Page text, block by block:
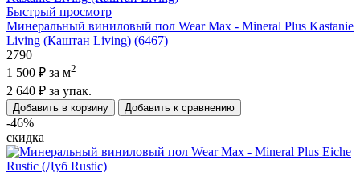
Быстрый просмотр
Минеральный виниловый пол Wear Max - Mineral Plus Kastanie
Living (Каштан Living) (6467)
2790
1 500 ₽ за м2
2 640 ₽ за упак.
Добавить в корзину Добавить к сравнению
-46%
скидка